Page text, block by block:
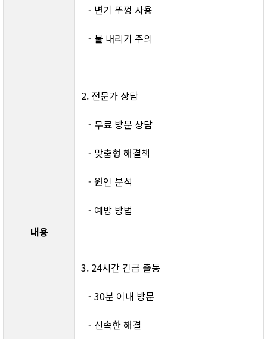
내용
   - 변기 뚜껑 사용
   - 물 내리기 주의
2. 전문가 상담
   - 무료 방문 상담
   - 맞춤형 해결책
   - 원인 분석
   - 예방 방법
3. 24시간 긴급 출동
   - 30분 이내 방문
   - 신속한 해결